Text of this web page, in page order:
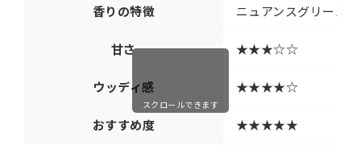
香りの特徴 ニュアンスグリーン
甘さ ★★★☆☆
ウッディ感 ★★★★☆
おすすめ度 ★★★★★
スクロールできます